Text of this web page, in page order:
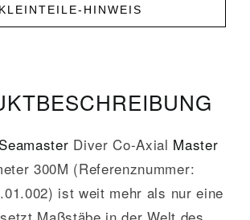
KLEINTEILE-HINWEIS
Seamaster Diver Co-Axial Master
300M (Referenznummer:
ist weit mehr als nur eine